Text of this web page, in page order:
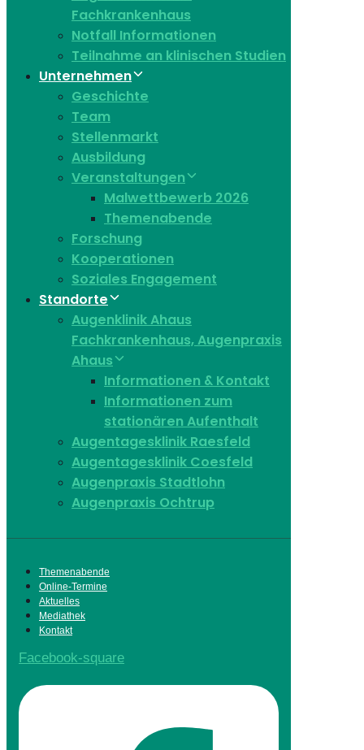
Fachkrankenhaus
Notfall Informationen
Teilnahme an klinischen Studien
Unternehmen
Geschichte
Team
Stellenmarkt
Ausbildung
Veranstaltungen
Malwettbewerb 2026
Themenabende
Forschung
Kooperationen
Soziales Engagement
Standorte
Augenklinik Ahaus
Fachkrankenhaus, Augenpraxis
Ahaus
Informationen & Kontakt
Informationen zum
stationären Aufenthalt
Augentagesklinik Raesfeld
Augentagesklinik Coesfeld
Augenpraxis Stadtlohn
Augenpraxis Ochtrup
Themenabende
Online-Termine
Aktuelles
Mediathek
Kontakt
Facebook-square